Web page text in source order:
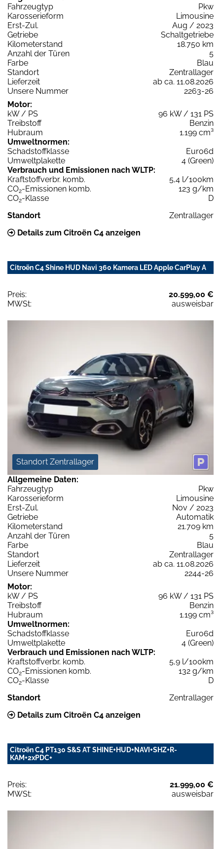
Fahrzeugtyp
Pkw
Karosserieform
Limousine
Erst-Zul.
Aug / 2023
Getriebe
Schaltgetriebe
Kilometerstand
18.750 km
Anzahl der Türen
5
Farbe
Blau
Standort
Zentrallager
Lieferzeit
ab ca. 11.08.2026
Unsere Nummer
2263-26
Motor:
kW / PS
96 kW / 131 PS
Treibstoff
Benzin
Hubraum
1.199 cm³
Umweltnormen:
Schadstoffklasse
Euro6d
Umweltplakette
4 (Green)
Verbrauch und Emissionen nach WLTP:
Kraftstoffverbr. komb.
5,4 l/100km
CO2-Emissionen komb.
123 g/km
CO2-Klasse
D
Standort
Zentrallager
Details zum Citroën C4 anzeigen
Citroën C4 Shine HUD Navi 360 Kamera LED Apple CarPlay A
Preis:
20.599,00 €
MWSt:
ausweisbar
Standort Zentrallager
Allgemeine Daten:
Fahrzeugtyp
Pkw
Karosserieform
Limousine
Erst-Zul.
Nov / 2023
Getriebe
Automatik
Kilometerstand
21.709 km
Anzahl der Türen
5
Farbe
Blau
Standort
Zentrallager
Lieferzeit
ab ca. 11.08.2026
Unsere Nummer
2244-26
Motor:
kW / PS
96 kW / 131 PS
Treibstoff
Benzin
Hubraum
1.199 cm³
Umweltnormen:
Schadstoffklasse
Euro6d
Umweltplakette
4 (Green)
Verbrauch und Emissionen nach WLTP:
Kraftstoffverbr. komb.
5,9 l/100km
CO2-Emissionen komb.
132 g/km
CO2-Klasse
D
Standort
Zentrallager
Details zum Citroën C4 anzeigen
Citroën C4 PT130 S&S AT SHINE+HUD+NAVI+SHZ+R-
KAM+2xPDC+
Preis:
21.999,00 €
MWSt:
ausweisbar